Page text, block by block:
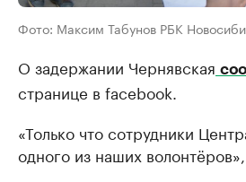
Фото: Максим Табунов РБК
О задержании Чернявская
странице в facebook.
«Только что сотрудники
одного из наших